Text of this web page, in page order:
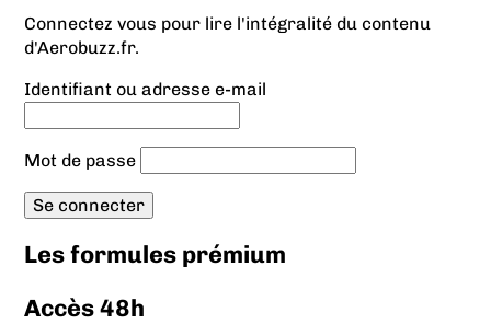
Connectez vous pour lire l'intégralité du contenu
d'Aerobuzz.fr.
Identifiant ou adresse e-mail
Mot de passe
Les formules prémium
Accès 48h